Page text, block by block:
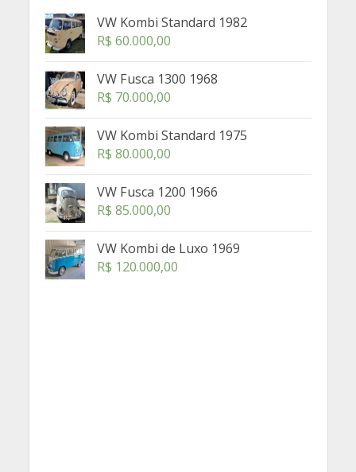
VW Kombi Standard 1982
R$ 60.000,00
VW Fusca 1300 1968
R$ 70.000,00
VW Kombi Standard 1975
R$ 80.000,00
VW Fusca 1200 1966
R$ 85.000,00
VW Kombi de Luxo 1969
R$ 120.000,00